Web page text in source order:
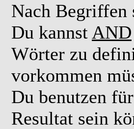
Nach Begriffen
Du kannst AND
Wörter zu
vorkommen
Du benutzen
Resultat sein